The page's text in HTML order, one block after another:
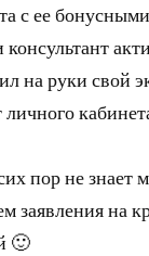
с ее
на руки свой
пор не знает
заявления на
🙂